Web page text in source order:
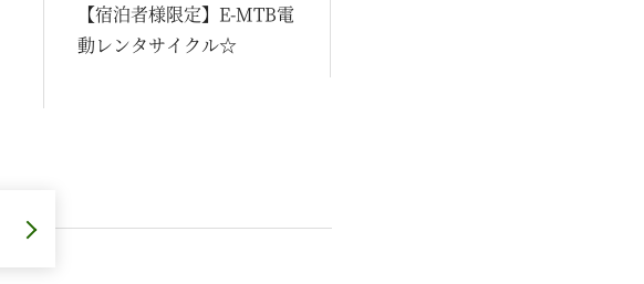
【宿泊者様限定】E-MTB電
動レンタサイクル☆